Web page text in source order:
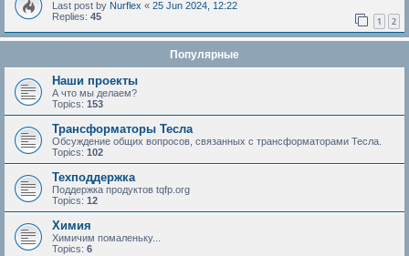
Last post by Nurflex « 25 Jun 2024, 12:22
Replies: 45 1 2
Популярные
Наши проекты
А что мы делаем?
Topics: 153
Трансформаторы Тесла
Обсуждение общих вопросов, связанных с трансформаторами Тесла.
Topics: 102
Техподдержка
Поддержка продуктов tqfp.org
Topics: 12
Химия
Химичим помаленьку...
Topics: 6